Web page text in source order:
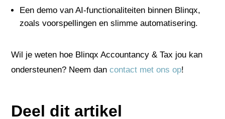
Een demo van AI-functionaliteiten binnen Blinqx,
zoals voorspellingen en slimme automatisering.
Wil je weten hoe Blinqx Accountancy & Tax jou kan
ondersteunen? Neem dancontact met ons op!
Deel dit artikel